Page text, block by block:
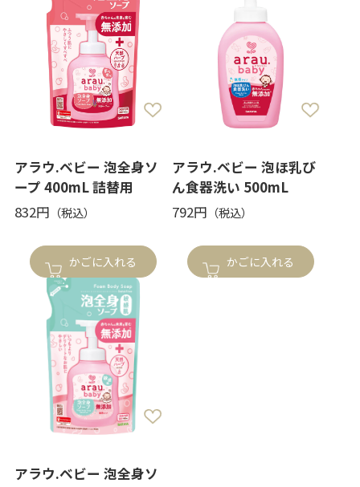
アラウ.ベビー 泡全身ソ
ープ 400mL 詰替用
832円
かごに入れる
アラウ.ベビー 泡ほ乳び
ん食器洗い 500mL
792円
かごに入れる
アラウ.ベビー 泡全身ソ